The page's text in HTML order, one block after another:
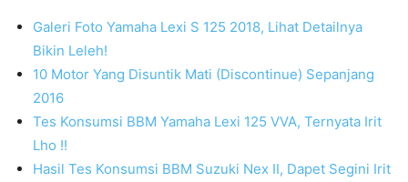
Galeri Foto Yamaha Lexi S 125 2018, Lihat Detailnya
Bikin Leleh!
10 Motor Yang Disuntik Mati (Discontinue) Sepanjang
2016
Tes Konsumsi BBM Yamaha Lexi 125 VVA, Ternyata Irit
Lho !!
Hasil Tes Konsumsi BBM Suzuki Nex II, Dapet Segini Irit